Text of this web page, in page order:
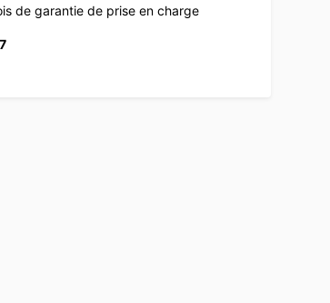
de garantie de prise en charge